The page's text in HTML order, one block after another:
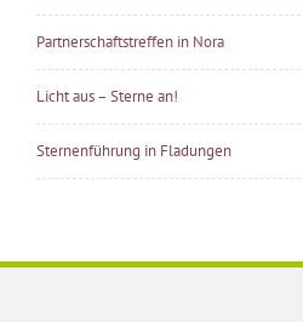
Partnerschaftstreffen in Nora
Licht aus – Sterne an!
Sternenführung in Fladungen